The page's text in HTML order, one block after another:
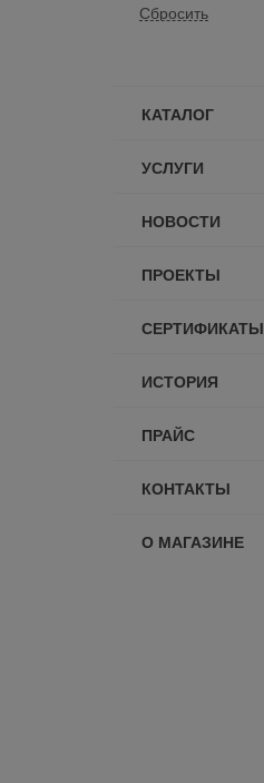
КАТАЛОГ
УСЛУГИ
НОВОСТИ
ПРОЕКТЫ
СЕРТИФИКАТЫ
ИСТОРИЯ
ПРАЙС
КОНТАКТЫ
О МАГАЗИНЕ